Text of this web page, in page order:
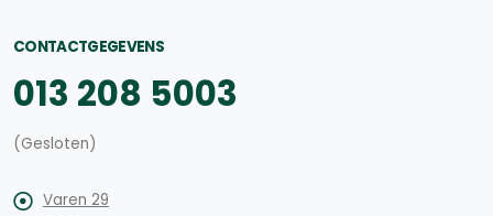
CONTACTGEGEVENS
013 208 5003
(Gesloten)
Varen 29